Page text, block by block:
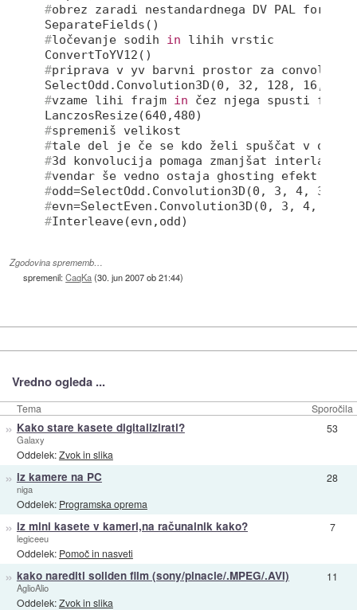
#obrez zaradi nestandardnega DV PAL
#ločevanje sodih in lihih vrstic
#priprava v yv barvni prostor za
#vzame lihi frajm in čez njega spusti
#spremeniš velikost
#tale del je če se kdo želi spuščat v
#3d konvolucija pomaga zmanjšat interlace
#vendar še vedno ostaja ghosting efekt
#odd=SelectOdd.Convolution3D(0, 3, 4, 3,
#evn=SelectEven.Convolution3D(0, 3, 4, 3,
#Interleave(evn,odd)
Zgodovina sprememb…
spremenil:CaqKa(30. jun 2007 ob 21:44)
Vredno ogleda ...
Tema Sporočila
» Kako stare kasete digitalizirati?
Galaxy
Oddelek:Zvok in slika
53
» iz kamere na PC
niga
Oddelek: Programska oprema
28
» iz mini kasete v kameri,na računalnik kako?
legiceeu
Oddelek: Pomoč in nasveti
7
» kako narediti soliden film (sony/pinacle/.MPEG/.AVI)
AglioAlio
Oddelek:Zvok in slika
11